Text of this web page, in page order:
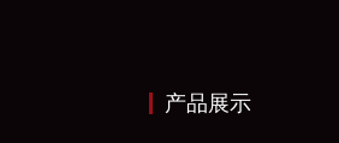
产品展示